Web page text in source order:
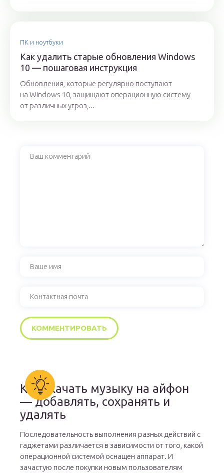
ПК и ноутбуки
Как удалить старые обновления Windows
10 — пошаговая инструкция
Обновления, которые регулярно поступают
на Windows 10, защищают операционную систему
от различных угроз,...
Как скачать музыку на айфон
— добавлять, сохранять и
удалять
Последовательность выполнения разных действий с
гаджетами различается в зависимости от того, какой
операционной системой оснащен аппарат. И
зачастую после покупки новым пользователям